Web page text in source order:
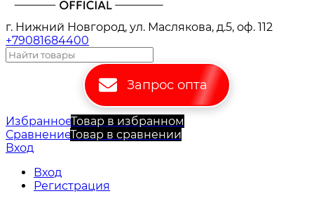
г. Нижний Новгород, ул. Маслякова, д.5, оф. 112
+79081684400
Запрос опта
ИзбранноеТовар в избранном
СравнениеТовар в сравнении
Вход
Вход
Регистрация